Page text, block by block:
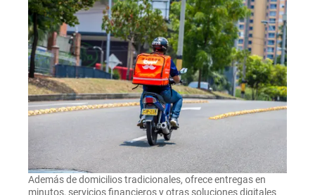
Además de domicilios tradicionales, ofrece entregas en
minutos, servicios financieros y otras soluciones digitales